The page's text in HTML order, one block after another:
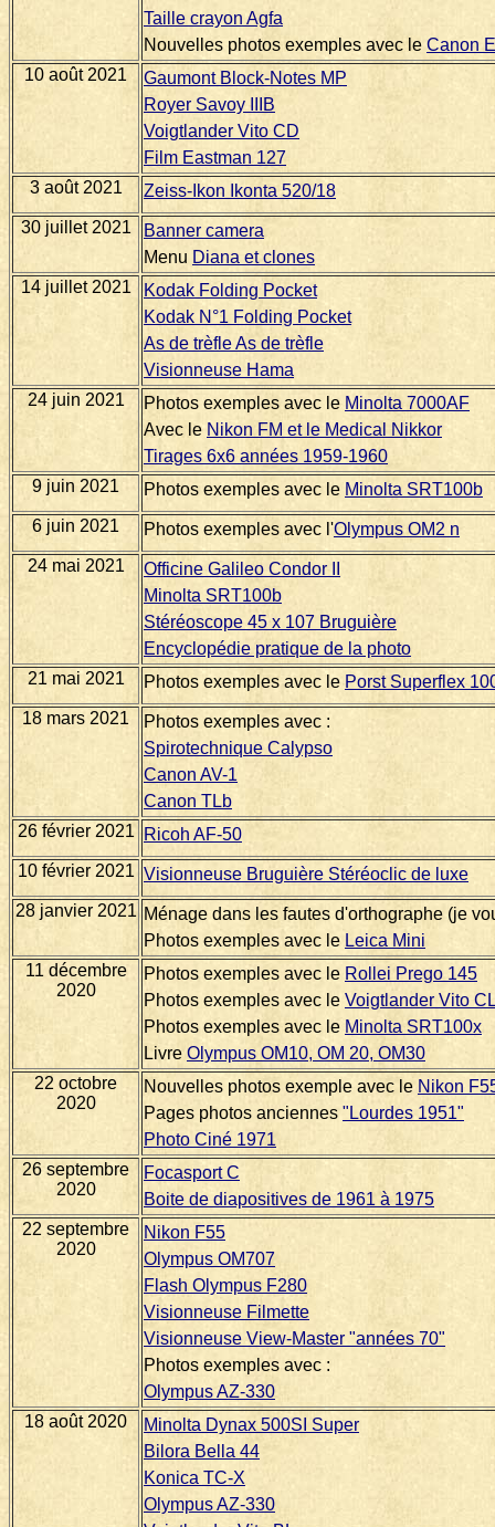
Taille crayon Agfa
Nouvelles photos exemples avec le Canon
10 août 2021
Gaumont Block-Notes MP
Royer Savoy IIIB
Voigtlander Vito CD
Film Eastman 127
3 août 2021
Zeiss-Ikon Ikonta 520/18
30 juillet 2021
Banner camera
Menu Diana et clones
14 juillet 2021
Kodak Folding Pocket
Kodak N°1 Folding Pocket
As de trèfle As de trèfle
Visionneuse Hama
24 juin 2021
Photos exemples avec le Minolta 7000AF
Avec le Nikon FM et le Medical Nikkor
Tirages 6x6 années 1959-1960
9 juin 2021
Photos exemples avec le Minolta SRT100b
6 juin 2021
Photos exemples avec l'Olympus OM2 n
24 mai 2021
Officine Galileo Condor II
Minolta SRT100b
Stéréoscope 45 x 107 Bruguière
Encyclopédie pratique de la photo
21 mai 2021
Photos exemples avec le Porst Superflex
18 mars 2021
Photos exemples avec :
Spirotechnique Calypso
Canon AV-1
Canon TLb
26 février 2021
Ricoh AF-50
10 février 2021 Visionneuse Bruguière Stéréoclic de luxe
28 janvier 2021 Ménage dans les fautes d'orthographe (je
Photos exemples avec le Leica Mini
11 décembre
2020
Photos exemples avec le Rollei Prego 145
Photos exemples avec le Voigtlander Vito
Photos exemples avec le Minolta SRT100x
Livre Olympus OM10, OM 20, OM30
22 octobre
2020
Nouvelles photos exemple avec le Nikon
Pages photos anciennes "Lourdes 1951"
Photo Ciné 1971
26 septembre
2020
Focasport C
Boite de diapositives de 1961 à 1975
22 septembre
2020
Nikon F55
Olympus OM707
Flash Olympus F280
Visionneuse Filmette
Visionneuse View-Master "années 70"
Photos exemples avec :
Olympus AZ-330
18 août 2020
Minolta Dynax 500SI Super
Bilora Bella 44
Konica TC-X
Olympus AZ-330